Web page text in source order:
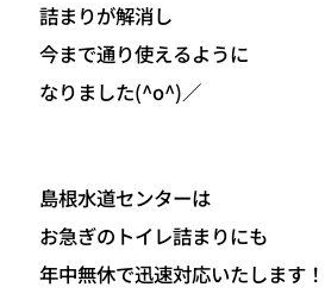
詰まりが解消し
今まで通り使えるように
なりました(^o^)／
島根水道センターは
お急ぎのトイレ詰まりにも
年中無休で迅速対応いたします！